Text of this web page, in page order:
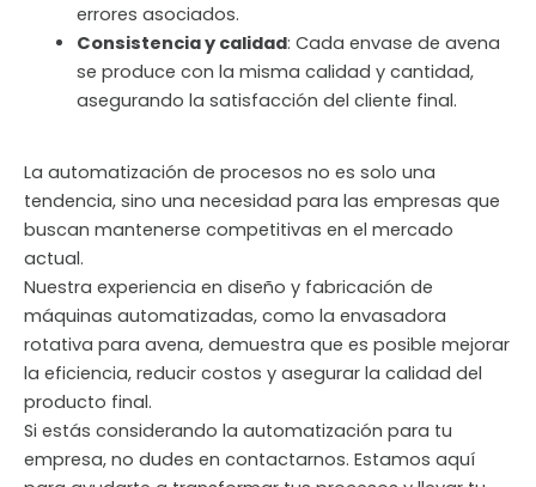
errores asociados.
Consistencia y calidad: Cada envase de avena
se produce con la misma calidad y cantidad,
asegurando la satisfacción del cliente final.
La automatización de procesos no es solo una
tendencia, sino una necesidad para las empresas que
buscan mantenerse competitivas en el mercado
actual.
Nuestra experiencia en diseño y fabricación de
máquinas automatizadas, como la envasadora
rotativa para avena, demuestra que es posible mejorar
la eficiencia, reducir costos y asegurar la calidad del
producto final.
Si estás considerando la automatización para tu
empresa, no dudes en contactarnos. Estamos aquí